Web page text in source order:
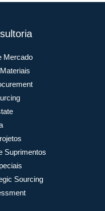
Mercado
Suprimentos
Sourcing